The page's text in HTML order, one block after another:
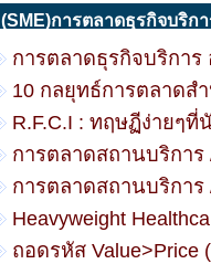
(SME)การตลาดธุรกิจบริก
การตลาดธุรกิจบริกา
10 กลยุทธ์การตลาดส
R.F.C.I : ทฤษฏีง่ายๆที่
การตลาดสถานบริกา
การตลาดสถานบริกา
Heavyweight
ถอดรหัส Value>Price